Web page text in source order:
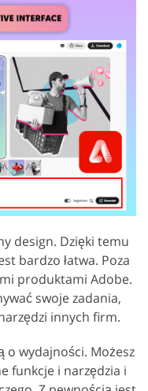
design. Dzięki temu
bardzo łatwa. Poza
produktami Adobe.
swoje zadania,
innych firm.
o wydajności. Możesz
funkcje i narzędzia i